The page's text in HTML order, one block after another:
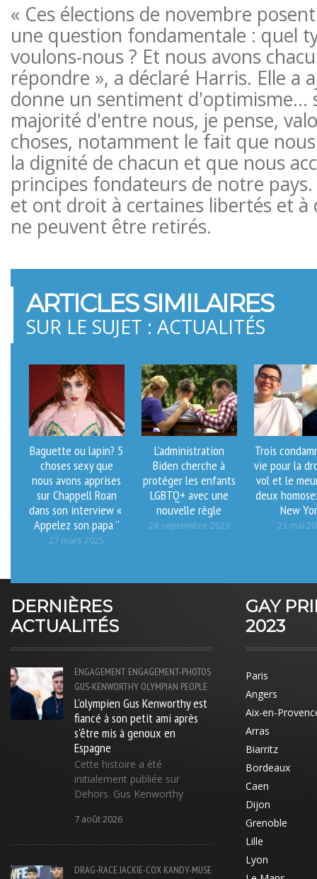
« Ces élections de novembre
une question fondamentale : quel
voulons-nous ? Et nous avons
répondre », a déclaré Harris. Elle a
donne un sentiment d'optimisme…
majorité d'entre nous, je pense,
choses, notamment le fait que
la dignité de chacun et que nous
principes fondateurs de notre
et ont droit à certaines libertés et
ne peuvent être retirés.
ARTICLES SIMILAIRES
SUR LE SUJET : ACTUALITÉS
Baguette ou lapin? 5
choses sexy que
nous avons apprises
sur Chappell Roan
dans son interview «
Appelez son papa ''
27 mars 2025
L’administration
Biden cherche à
protéger les enfants
LGBTQ+ avec une
nouvelle règle
28 septembre 2023
Trois
vie pour la
vol et le
deux
New
23 mai
DERNIÈRES
ACTUALITÉS
ENGAGEMENT ENGAGEMENT-PHOTOS
GUS-KENWORTHY OLYMPIAN PEOPLE
L'olympien Gus Kenworthy est
fiancé à son petit ami après
s'être mis à genoux en
Espagne
Cette histoire a été
initialement publiée sur
Dehors. Gus Kenworthy
7 août 2026
DRAG-RACEJACKIE-COX KANDY-MUSE
GAY
2023
Paris
Angers
Aix-en-
Arras
Biarritz
Bordeaux
Caen
Dijon
Grenoble
Lille
Lyon